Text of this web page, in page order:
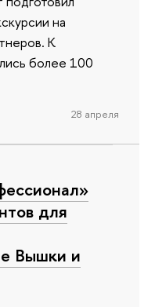
на
К
более 100
28 апреля
для
Вышки и